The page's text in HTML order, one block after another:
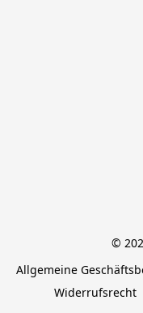
©
Allgemeine
Widerrufsrecht